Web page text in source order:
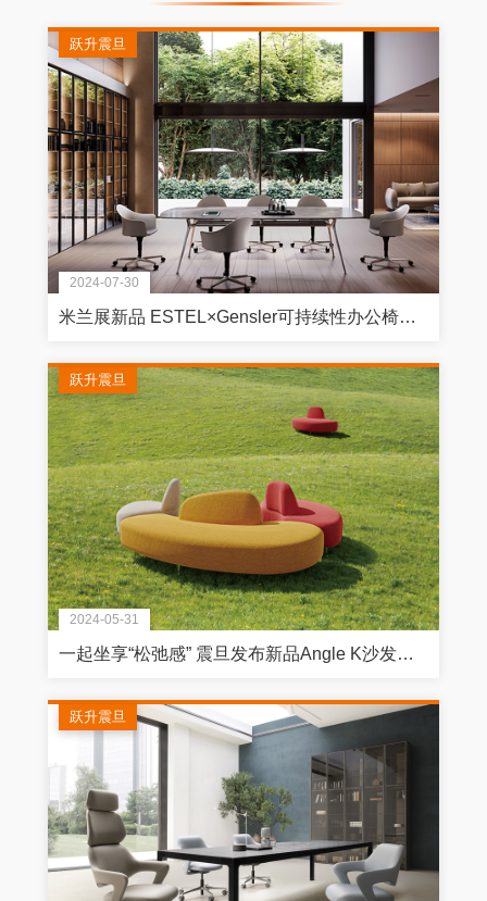
2024-07-30
跃升震旦
米兰展新品 ESTEL×Gensler可持续性办公椅设计
2024-05-31
跃升震旦
一起坐享“松弛感” 震旦发布新品Angle K沙发、Airsys人体工学椅
跃升震旦